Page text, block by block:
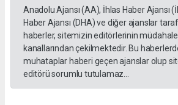
Anadolu Ajansı (AA), İhlas Haber Ajansı
Haber Ajansı (DHA) ve diğer ajanslar
haberler, sitemizin editörlerinin
kanallarından çekilmektedir. Bu
muhataplar haberi geçen ajanslar olup
editörü sorumlu tutulamaz...